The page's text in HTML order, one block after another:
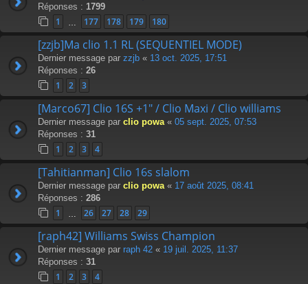
Réponses : 1799
1 177 178 179 180
[zzjb]Ma clio 1.1 RL (SEQUENTIEL MODE)
Dernier message par zzjb « 13 oct. 2025, 17:51
Réponses : 26
1 2 3
[Marco67] Clio 16S +1" / Clio Maxi / Clio williams
Dernier message par clio powa « 05 sept. 2025, 07:53
Réponses : 31
1 2 3 4
[Tahitianman] Clio 16s slalom
Dernier message par clio powa « 17 août 2025, 08:41
Réponses : 286
1 26 27 28 29
[raph42] Williams Swiss Champion
Dernier message par raph 42 « 19 juil. 2025, 11:37
Réponses : 31
1 2 3 4